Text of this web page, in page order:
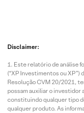
Disclaimer:
Este relatório de análise
(“XP Investimentos ou XP”)
Resolução CVM 20/2021,
possam auxiliar o investidor
constituindo qualquer tipo
qualquer produto. As